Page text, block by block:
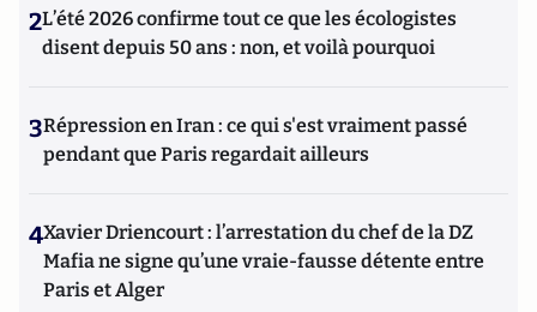
2L’été 2026 confirme tout ce que les écologistes
disent depuis 50 ans : non, et voilà pourquoi
3Répression en Iran : ce qui s'est vraiment passé
pendant que Paris regardait ailleurs
4Xavier Driencourt : l’arrestation du chef de la DZ
Mafia ne signe qu’une vraie-fausse détente entre
Paris et Alger